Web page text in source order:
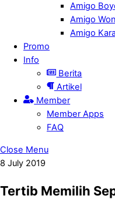
Amigo
Amigo
Amigo
Promo
Info
Berita
Artikel
Member
Member Apps
FAQ
Close Menu
8 July 2019
Tertib Memilih